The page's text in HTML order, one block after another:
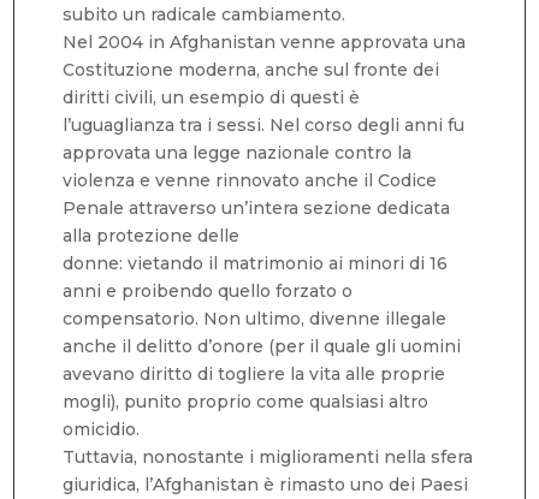
subito un radicale cambiamento.
Nel 2004 in Afghanistan venne approvata una
Costituzione moderna, anche sul fronte dei
diritti civili, un esempio di questi è
l’uguaglianza tra i sessi. Nel corso degli anni fu
approvata una legge nazionale contro la
violenza e venne rinnovato anche il Codice
Penale attraverso un’intera sezione dedicata
alla protezione delle
donne: vietando il matrimonio ai minori di 16
anni e proibendo quello forzato o
compensatorio. Non ultimo, divenne illegale
anche il delitto d’onore (per il quale gli uomini
avevano diritto di togliere la vita alle proprie
mogli), punito proprio come qualsiasi altro
omicidio.
Tuttavia, nonostante i miglioramenti nella sfera
giuridica, l’Afghanistan è rimasto uno dei Paesi